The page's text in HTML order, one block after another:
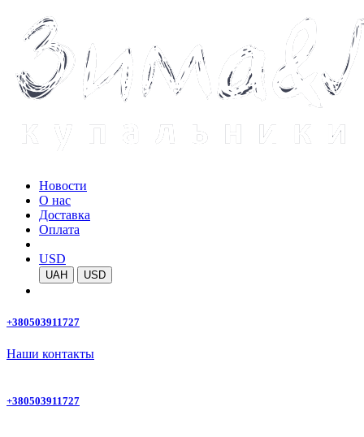
Новости
О нас
Доставка
Оплата
USD
UAH USD
+380503911727
Наши контакты
+380503911727